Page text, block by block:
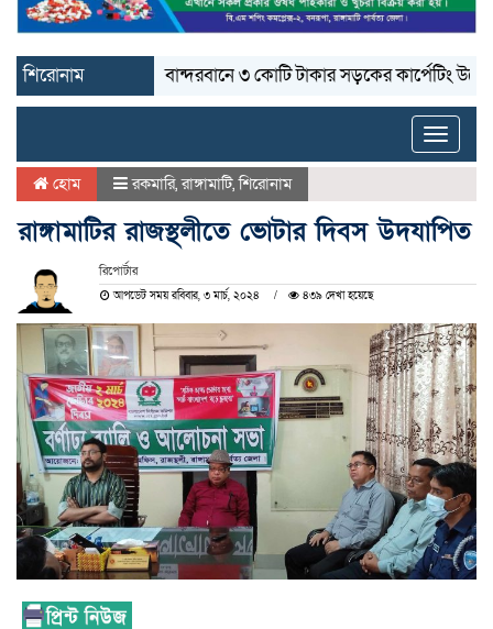
শিরোনাম বান্দরবানে ৩ কোটি টাকার সড়কের কার্পেটিং উঠে যাচ্ছে
Toggle
হোম রকমারি,রাঙ্গামাটি,শিরোনাম
রাঙ্গামাটির রাজস্থলীতে ভোটার দিবস উদযাপিত
রিপোর্টার
আপডেট সময় রবিবার, ৩ মার্চ, ২০২৪ ৪৩৯ দেখা হয়েছে